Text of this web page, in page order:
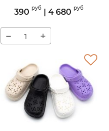
2557H
390 руб | 4 680 руб
− +